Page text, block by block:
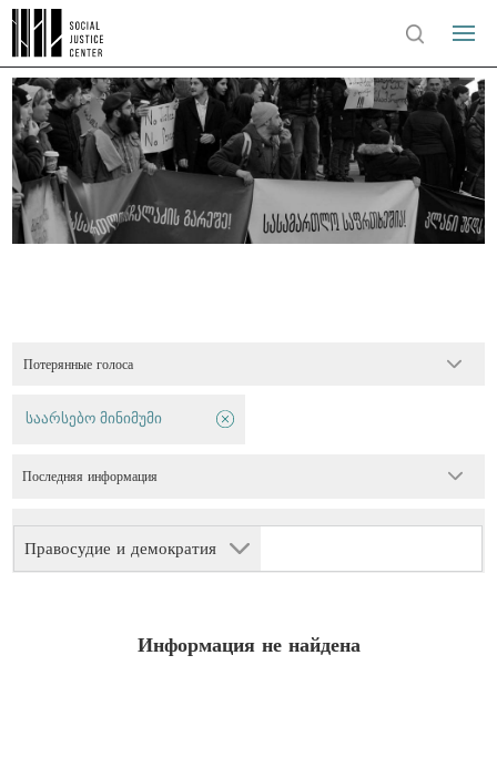
Потерянные голоса
Правосудие и демократия
საარსებო მინიმუმი
Последняя информация
Информация не найдена